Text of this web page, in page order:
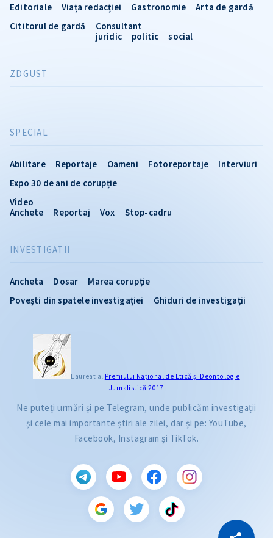
INVESTIGATII
Ancheta Dosar
Marea corupție
Povești din spatele investigației
Ghiduri de investigații
SPECIAL
Abilitare Reportaje Oameni Fotoreportaje
Interviuri
Expo 30 de ani de corupție
Video
Anchete
Reportaj Vox Stop-cadru
Editoriale
Viața redacției Gastronomie
Arta de gardă
Cititorul de gardă
Consultant
juridic
politic social
ZDGUST
Laureat al Premiului Naţional de Etică și Deontologie
Jurnalistică 2017
Ne puteți urmări și pe Telegram, unde publicăm investigații
și cele mai importante știri ale zilei, dar și pe: YouTube,
Facebook, Instagram și TikTok.